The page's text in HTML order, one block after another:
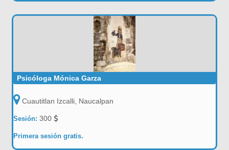
Psicóloga Mónica Garza
Cuautitlan Izcalli, Naucalpan
Sesión:300
Primera sesión gratis.